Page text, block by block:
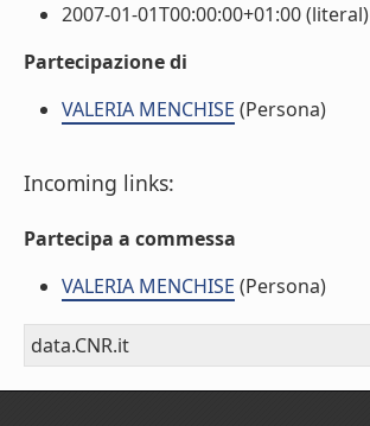
2007-01-01T00:00:00+01:00 (literal)
Partecipazione di
VALERIA MENCHISE (Persona)
Incoming links:
Partecipa a commessa
VALERIA MENCHISE (Persona)
data.CNR.it